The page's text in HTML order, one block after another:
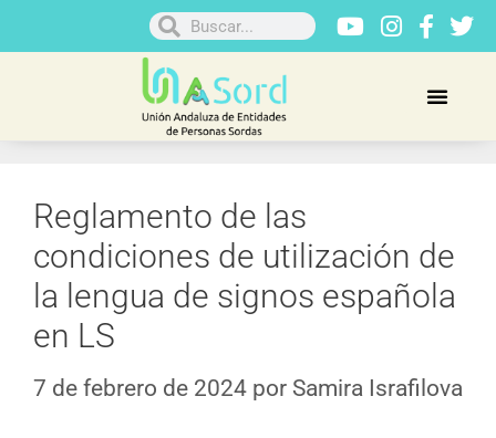
Reglamento de las
condiciones de utilización de
la lengua de signos española
en LS
7 de febrero de 2024 por Samira Israfilova